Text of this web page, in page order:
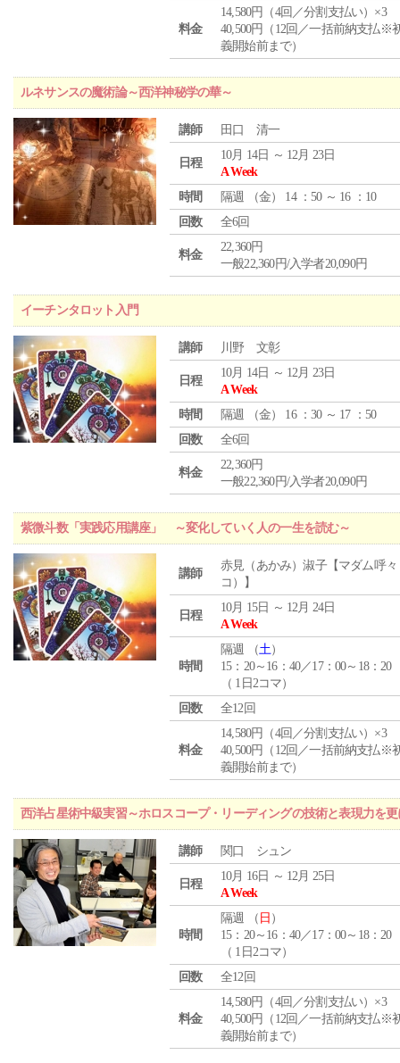
料金
14,580円（4回／分割支払い）×3
40,500円（12回／一括前納支払※
義開始前まで）
ルネサンスの魔術論～西洋神秘学の華～
講師 田口 清一
日程
10月 14日 ～ 12月 23日
A Week
時間
隔週 （金） 14 ：50 ～ 16 ：10
回数
全6回
料金
22,360円
一般22,360円/入学者20,090円
イーチンタロット入門
講師 川野 文彰
日程
10月 14日 ～ 12月 23日
A Week
時間
隔週 （金） 16 ：30 ～ 17 ：50
回数
全6回
料金
22,360円
一般22,360円/入学者20,090円
紫微斗数「実践応用講座」 ～変化していく人の一生を読む～
講師
赤見（あかみ）淑子【マダム呼々
コ）】
日程
10月 15日 ～ 12月 24日
A Week
時間
隔週 （土）
15：20～16：40／17：00～18：20
（ 1日2コマ）
回数
全12回
料金
14,580円（4回／分割支払い）×3
40,500円（12回／一括前納支払※
義開始前まで）
西洋占星術中級実習～ホロスコープ・リーディングの技術と表現力を
講師 関口 シュン
日程
10月 16日 ～ 12月 25日
A Week
時間
隔週 （ 日 ）
15：20～16：40／17：00～18：20
（ 1日2コマ）
回数
全12回
料金
14,580円（4回／分割支払い）×3
40,500円（12回／一括前納支払※
義開始前まで）